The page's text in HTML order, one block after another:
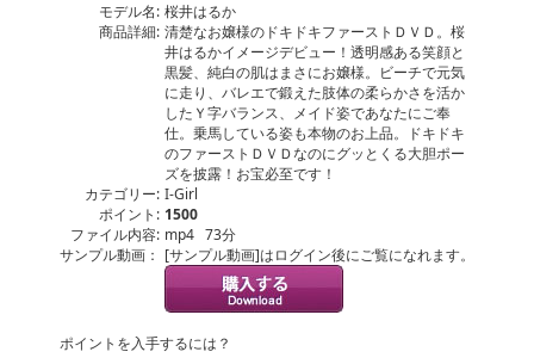
モデル名: 桜井はるか
商品詳細: 清楚なお嬢様のドキドキファーストＤＶＤ。桜
井はるかイメージデビュー！透明感ある笑顔と
黒髪、純白の肌はまさにお嬢様。ビーチで元気
に走り、バレエで鍛えた肢体の柔らかさを活か
したＹ字バランス、メイド姿であなたにご奉
仕。乗馬している姿も本物のお上品。ドキドキ
のファーストＤＶＤなのにグッとくる大胆ポー
ズを披露！お宝必至です！
カテゴリー: I-Girl
ポイント: 1500
ファイル内容: mp4 73分
サンプル動画： [サンプル動画]はログイン後にご覧になれます。
ポイントを入手するには？